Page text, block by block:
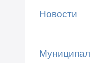
Новости